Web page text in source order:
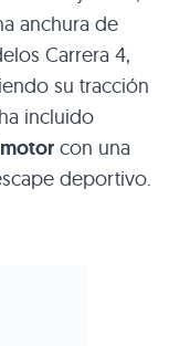
anchura de
Carrera 4,
su tracción
incluido
con una
deportivo.